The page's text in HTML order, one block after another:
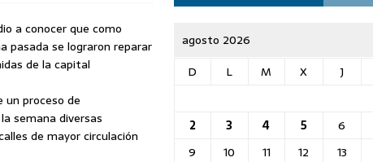
a conocer que como
pasada se lograron reparar
de la capital
proceso de
semana diversas
de mayor circulación
agosto 2026
D
L M X J
2
3 4 5 6
9
10 11 12 13